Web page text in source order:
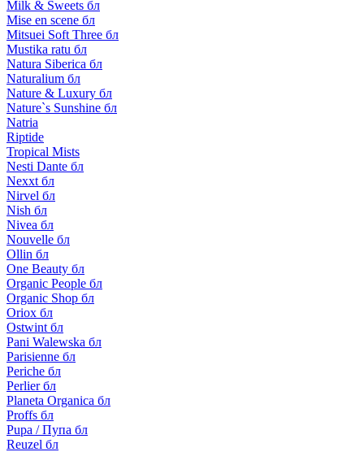
Milk & Sweets бл
Mise en scene бл
Mitsuei Soft Three бл
Mustika ratu бл
Natura Siberica бл
Naturalium бл
Nature & Luxury бл
Nature`s Sunshine бл
Natria
Riptide
Tropical Mists
Nesti Dante бл
Nexxt бл
Nirvel бл
Nish бл
Nivea бл
Nouvelle бл
Ollin бл
One Beauty бл
Organic People бл
Organic Shop бл
Oriox бл
Ostwint бл
Pani Walewska бл
Parisienne бл
Periche бл
Perlier бл
Planeta Organica бл
Proffs бл
Pupa / Пупа бл
Reuzel бл